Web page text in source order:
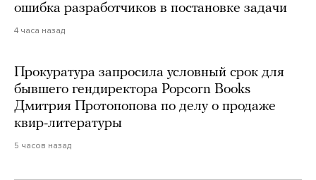
ошибка разработчиков в постановке задачи
4 часа назад
Прокуратура запросила условный срок для
бывшего гендиректора Popcorn Books
Дмитрия Протопопова по делу о продаже
квир-литературы
5 часов назад